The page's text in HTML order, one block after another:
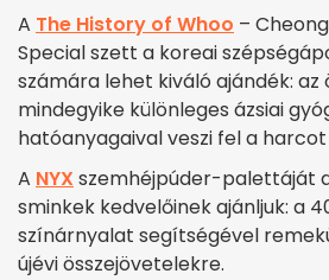
A The History of Whoo –
Special szett a koreai
számára lehet kiváló ajándék:
mindegyike különleges ázsiai
hatóanyagaival veszi fel a
A NYX szemhéjpúder-palettáját
sminkek kedvelőinek ajánljuk: a
színárnyalat segítségével
újévi összejövetelekre.